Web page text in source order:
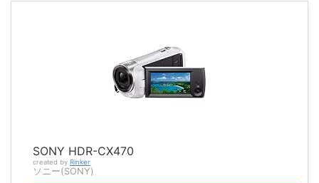
SONY HDR-CX470
created by Rinker
ソニー(SONY)